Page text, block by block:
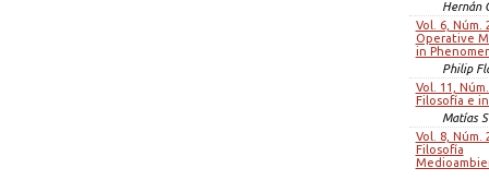
Hernán
Vol. 6, Núm.
Operative
in
Philip
Vol. 11,
Filosofía e
Matías
Vol. 8, Núm.
Filosofía